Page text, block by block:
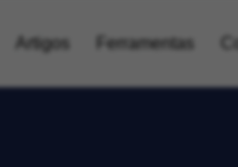
Artigos Ferramentas